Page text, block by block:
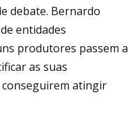
debate. Bernardo
entidades
produtores passem a
as suas
conseguirem atingir